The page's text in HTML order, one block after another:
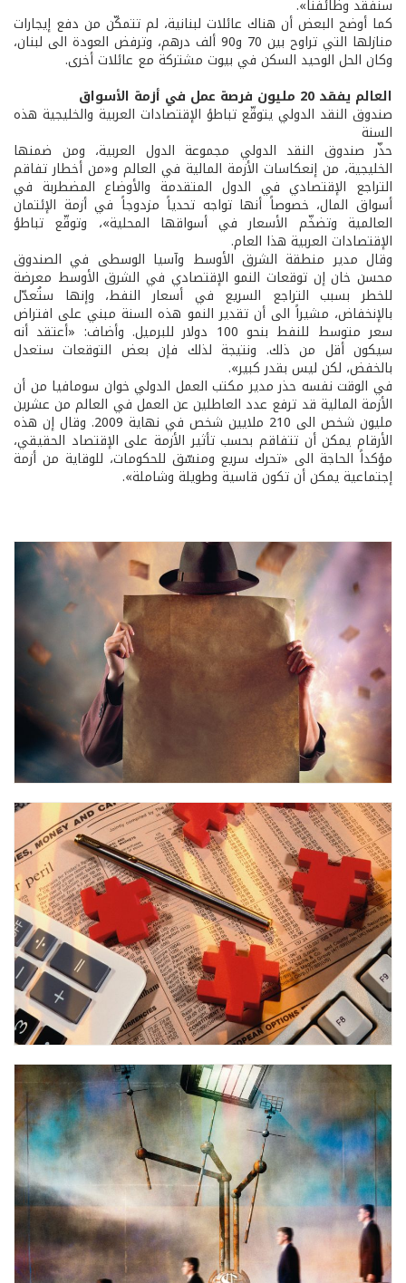
سنفقد وظائفنا».
كما أوضح البعض أن هناك عائلات لبنانية، لم تتمكّن من دفع إيجارات
منازلها التي تراوح بين 70 و90 ألف درهم، وترفض العودة الى لبنان،
وكان الحل الوحيد السكن في بيوت مشتركة مع عائلات أخرى.
العالم يفقد 20 مليون فرصة عمل في أزمة الأسواق
صندوق النقد الدولي يتوقّع تباطؤ الإقتصادات العربية والخليجية هذه
السنة
حذّر صندوق النقد الدولي مجموعة الدول العربية، ومن ضمنها
الخليجية، من إنعكاسات الأزمة المالية في العالم و«من أخطار تفاقم
التراجع الإقتصادي في الدول المتقدمة والأوضاع المضطربة في
أسواق المال، خصوصاً أنها تواجه تحدياً مزدوجاً في أزمة الإئتمان
العالمية وتضخّم الأسعار في أسواقها المحلية»، وتوقّع تباطؤ
الإقتصادات العربية هذا العام.
وقال مدير منطقة الشرق الأوسط وآسيا الوسطى في الصندوق
محسن خان إن توقعات النمو الإقتصادي في الشرق الأوسط معرضة
للخطر بسبب التراجع السريع في أسعار النفط، وإنها ستُعدّل
بالإنخفاض، مشيراً الى أن تقدير النمو هذه السنة مبني على افتراض
سعر متوسط للنفط بنحو 100 دولار للبرميل. وأضاف: «أعتقد أنه
سيكون أقل من ذلك. ونتيجة لذلك فإن بعض التوقعات ستعدل
بالخفض، لكن ليس بقدر كبير».
في الوقت نفسه حذر مدير مكتب العمل الدولي خوان سومافيا من أن
الأزمة المالية قد ترفع عدد العاطلين عن العمل في العالم من عشرين
مليون شخص الى 210 ملايين شخص في نهاية 2009. وقال إن هذه
الأرقام يمكن أن تتفاقم بحسب تأثير الأزمة على الإقتصاد الحقيقي،
مؤكداً الحاجة الى «تحرك سريع ومنسّق للحكومات، للوقاية من أزمة
إجتماعية يمكن أن تكون قاسية وطويلة وشاملة».